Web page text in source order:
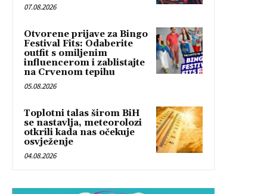
07.08.2026
Otvorene prijave za Bingo
Festival Fits: Odaberite
outfit s omiljenim
influencerom i zablistajte
na Crvenom tepihu
05.08.2026
Toplotni talas širom BiH
se nastavlja, meteorolozi
otkrili kada nas očekuje
osvježenje
04.08.2026